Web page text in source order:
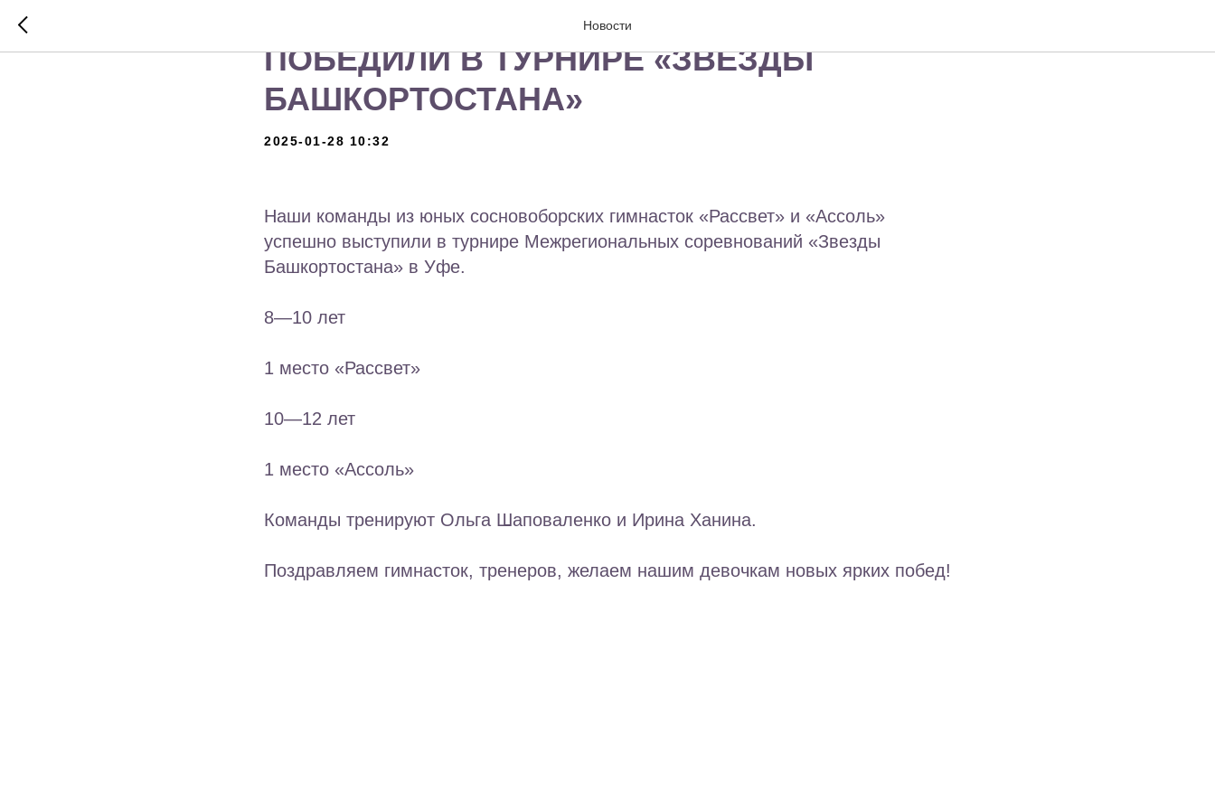
Новости
КОМАНДЫ «РАССВЕТ» И «АССОЛЬ»
ПОБЕДИЛИ В ТУРНИРЕ «ЗВЕЗДЫ
БАШКОРТОСТАНА»
2025-01-28 10:32
Наши команды из юных сосновоборских гимнасток «Рассвет» и «Ассоль»
успешно выступили в турнире Межрегиональных соревнований «Звезды
Башкортостана» в Уфе.
8—10 лет
1 место «Рассвет»
10—12 лет
1 место «Ассоль»
Команды тренируют Ольга Шаповаленко и Ирина Ханина.
Поздравляем гимнасток, тренеров, желаем нашим девочкам новых ярких побед!